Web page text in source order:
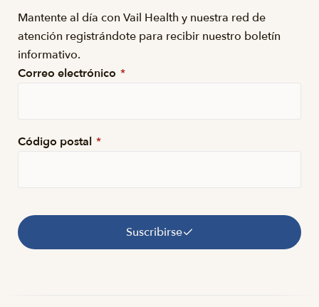
Mantente al día con Vail Health y nuestra red de
atención registrándote para recibir nuestro boletín
informativo.
Correo electrónico *
Código postal *
Suscribirse